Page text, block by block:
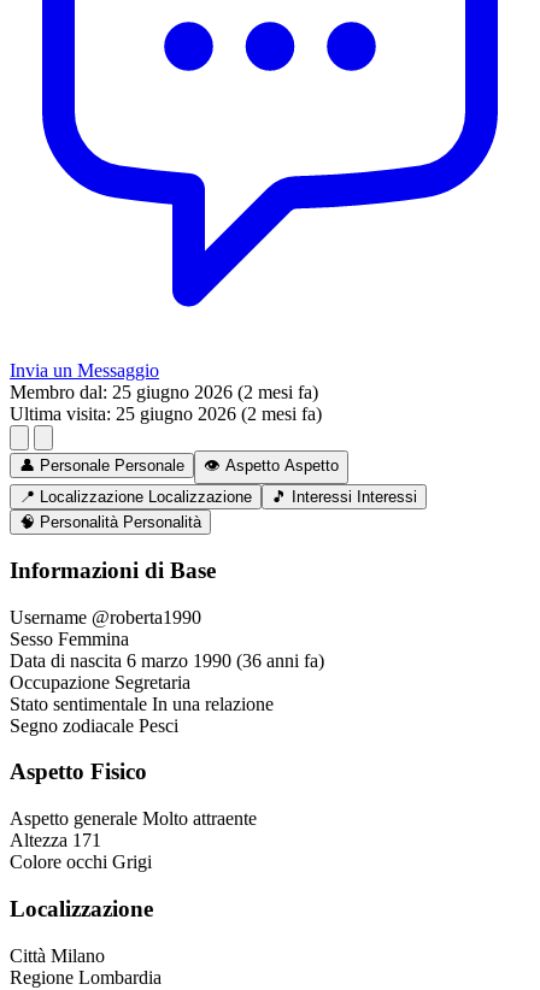
Invia un Messaggio
Membro dal: 25 giugno 2026 (2 mesi fa)
Ultima visita: 25 giugno 2026 (2 mesi fa)
👤 Personale Personale 👁️ Aspetto Aspetto
📍 Localizzazione Localizzazione 🎵 Interessi Interessi
🧠 Personalità Personalità
Informazioni di Base
Username @roberta1990
Sesso Femmina
Data di nascita 6 marzo 1990 (36 anni fa)
Occupazione Segretaria
Stato sentimentale In una relazione
Segno zodiacale Pesci
Aspetto Fisico
Aspetto generale Molto attraente
Altezza 171
Colore occhi Grigi
Localizzazione
Città Milano
Regione Lombardia